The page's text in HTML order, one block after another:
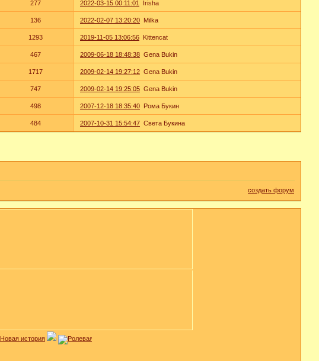
277 2022-03-15 00:11:01 Irisha
136 2022-02-07 13:20:20 Milka
1293 2019-11-05 13:06:56 Kittencat
467 2009-06-18 18:48:38 Gena Bukin
1717 2009-02-14 19:27:12 Gena Bukin
747 2009-02-14 19:25:05 Gena Bukin
498 2007-12-18 18:35:40 Рома Букин
484 2007-10-31 15:54:47 Света Букина
создать форум